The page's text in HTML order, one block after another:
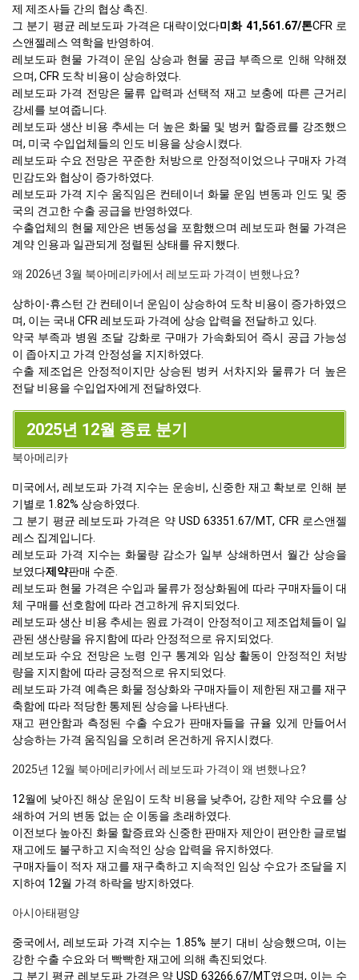
제 제조사들 간의 협상 촉진.
그 분기 평균 레보도파 가격은 대략이었다미화 41,561.67/톤CFR 로
스앤젤레스 역학을 반영하여.
레보도파 현물 가격이 운임 상승과 현물 공급 부족으로 인해 약해졌
으며, CFR 도착 비용이 상승하였다.
레보도파 가격 전망은 물류 압력과 선택적 재고 보충에 따른 근거리
강세를 보여줍니다.
레보도파 생산 비용 추세는 더 높은 화물 및 벙커 할증료를 강조했으
며, 미국 수입업체들의 인도 비용을 상승시켰다.
레보도파 수요 전망은 꾸준한 처방으로 안정적이었으나 구매자 가격
민감도와 협상이 증가하였다.
레보도파 가격 지수 움직임은 컨테이너 화물 운임 변동과 인도 및 중
국의 견고한 수출 공급을 반영하였다.
수출업체의 현물 제안은 변동성을 포함했으며 레보도파 현물 가격은
계약 인용과 일관되게 정렬된 상태를 유지했다.
왜 2026년 3월 북아메리카에서 레보도파 가격이 변했나요?
상하이-휴스턴 간 컨테이너 운임이 상승하여 도착 비용이 증가하였으
며, 이는 국내 CFR 레보도파 가격에 상승 압력을 전달하고 있다.
약국 부족과 병원 조달 강화로 구매가 가속화되어 즉시 공급 가능성
이 좁아지고 가격 안정성을 지지하였다.
수출 제조업은 안정적이지만 상승된 벙커 서차지와 물류가 더 높은
전달 비용을 수입업자에게 전달하였다.
2025년 12월 종료 분기
북아메리카
미국에서, 레보도파 가격 지수는 운송비, 신중한 재고 확보로 인해 분
기별로 1.82% 상승하였다.
그 분기 평균 레보도파 가격은 약 USD 63351.67/MT, CFR 로스앤젤
레스 집계입니다.
레보도파 가격 지수는 화물량 감소가 일부 상쇄하면서 월간 상승을
보였다제약판매 수준.
레보도파 현물 가격은 수입과 물류가 정상화됨에 따라 구매자들이 대
체 구매를 선호함에 따라 견고하게 유지되었다.
레보도파 생산 비용 추세는 원료 가격이 안정적이고 제조업체들이 일
관된 생산량을 유지함에 따라 안정적으로 유지되었다.
레보도파 수요 전망은 노령 인구 통계와 임상 활동이 안정적인 처방
량을 지지함에 따라 긍정적으로 유지되었다.
레보도파 가격 예측은 화물 정상화와 구매자들이 제한된 재고를 재구
축함에 따라 적당한 통제된 상승을 나타낸다.
재고 편안함과 측정된 수출 수요가 판매자들을 규율 있게 만들어서
상승하는 가격 움직임을 오히려 온건하게 유지시켰다.
2025년 12월 북아메리카에서 레보도파 가격이 왜 변했나요?
12월에 낮아진 해상 운임이 도착 비용을 낮추어, 강한 제약 수요를 상
쇄하여 거의 변동 없는 순 이동을 초래하였다.
이전보다 높아진 화물 할증료와 신중한 판매자 제안이 편안한 글로벌
재고에도 불구하고 지속적인 상승 압력을 유지하였다.
구매자들이 적자 재고를 재구축하고 지속적인 임상 수요가 조달을 지
지하여 12월 가격 하락을 방지하였다.
아시아태평양
중국에서, 레보도파 가격 지수는 1.85% 분기 대비 상승했으며, 이는
강한 수출 수요와 더 빡빡한 재고에 의해 촉진되었다.
그 분기 평균 레보도파 가격은 약 USD 63266.67/MT였으며, 이는 수